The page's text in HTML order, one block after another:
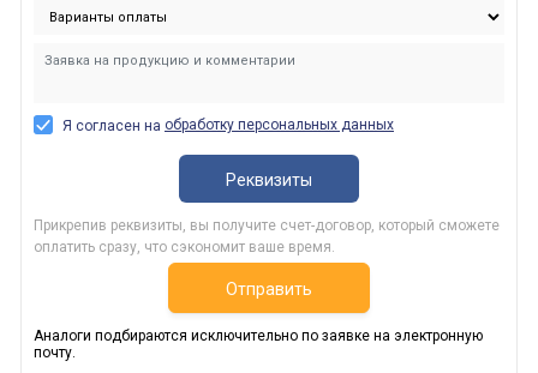
Я согласен на обработку персональных данных
Реквизиты
Прикрепив реквизиты, вы получите счет-договор, который сможете
оплатить сразу, что сэкономит ваше время.
Отправить
Аналоги подбираются исключительно по заявке на электронную
почту.